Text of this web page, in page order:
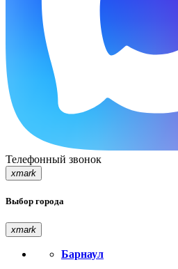
Телефонный звонок
xmark
Выбор города
xmark
Барнаул